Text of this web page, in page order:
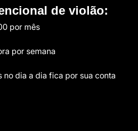
de violão:
por mês
por semana
no dia a dia fica por sua conta